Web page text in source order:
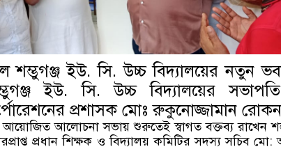
শম্ভুগঞ্জ ইউ. সি. উচ্চ বিদ্যালয়ের নতুন
ইউ. সি. উচ্চ বিদ্যালয়ের
প্রশাসক মোঃ রুকুনোজ্জামান
আয়োজিত আলোচনা সভায় শুরুতেই স্বাগত বক্তব্য রাখেন
প্রধান শিক্ষক ও বিদ্যালয় কমিটির সদস্য সচিব